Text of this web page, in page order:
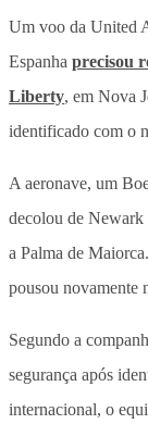
Um voo da United
Espanha precisou
Liberty, em Nova
identificado com o
A aeronave, um
decolou de Newark
a Palma de Maiorca.
pousou novamente
Segundo a
segurança após
internacional, o